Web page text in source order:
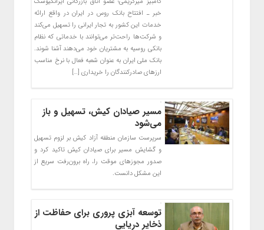
خبر ـ افتتاح بانک روس در ایران در واقع ارائه
خدمات این کشور به تجار ایرانی را تسهیل می‌کند
و شرکت‌ها راحت‌تر می‌توانند با خدماتی که نظام
بانکی روسیه به مشتریان خود می‌دهند آشنا شوند.
بانک ملی ایران به عنوان شعبه فعال با نرخ مناسب
ارزهای صادرکنندگان را خریداری […]
مسیر صیادان کیش، تسهیل و باز
می‌شود
سرپرست سازمان منطقه آزاد کیش بر لزوم تسهیل
و گشایش مسیر برای صیادان کیش تاکید کرد و
صدور مجوزهای موقت را، راه برون‌رفت سریع از
این مشکل دانست.
توسعه آبزی پروری برای حفاظت از
ذخایر دریایی